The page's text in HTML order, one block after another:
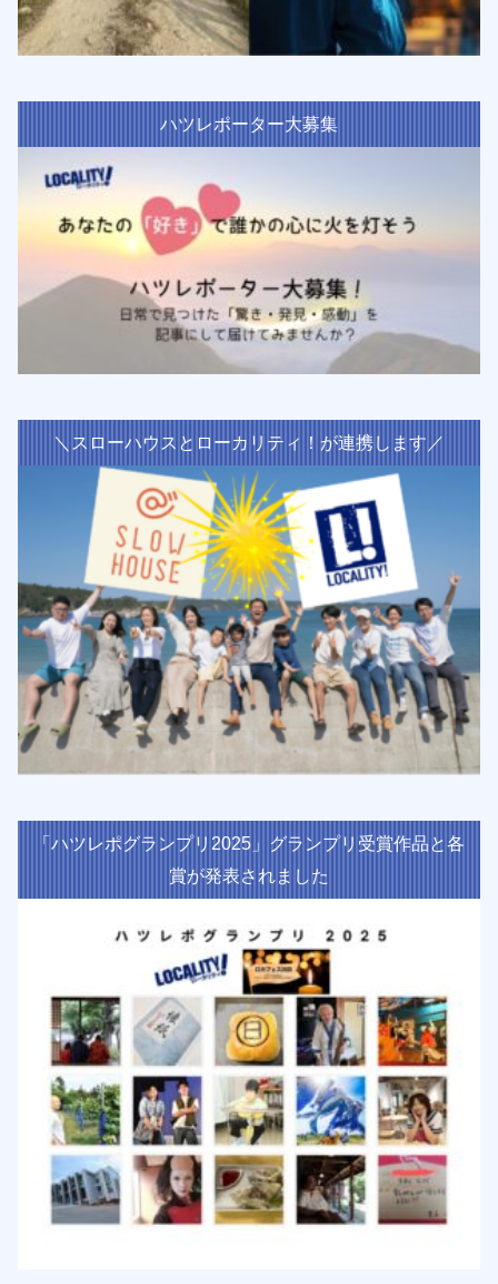
ハツレポーター大募集
＼スローハウスとローカリティ！が連携します／
「ハツレポグランプリ2025」グランプリ受賞作品と各
賞が発表されました